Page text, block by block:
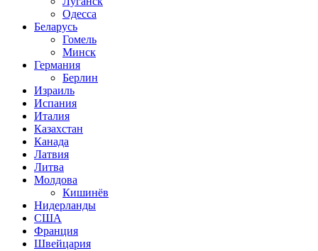
Одесса
Беларусь
Гомель
Минск
Германия
Берлин
Израиль
Испания
Италия
Казахстан
Канада
Латвия
Литва
Молдова
Кишинёв
Нидерланды
США
Франция
Швейцария